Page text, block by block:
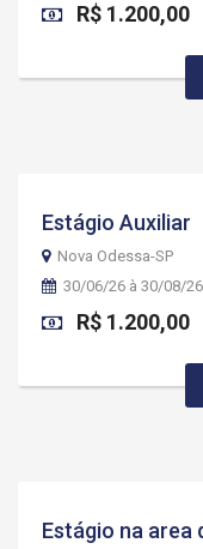
R$ 1.200,00
Estágio Auxiliar
Nova Odessa-SP
30/06/26 à 30/08/26
R$ 1.200,00
Estágio na area